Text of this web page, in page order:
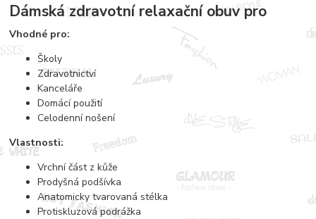
Dámská zdravotní relaxační obuv pro
Vhodné pro:
Školy
Zdravotnictví
Kanceláře
Domácí použití
Celodenní nošení
Vlastnosti:
Vrchní část z kůže
Prodyšná podšívka
Anatomicky tvarovaná stélka
Protiskluzová podrážka